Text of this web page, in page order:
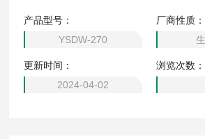
化的情况下，检验其各项性能指标。产品
范围
产品型号：
YSDW-270
厂商性质：
更新时间：
2024-04-02
浏览次数：